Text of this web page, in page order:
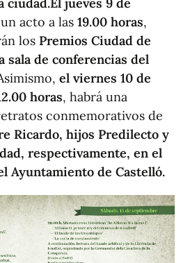
ciudad.El jueves 9 de
acto a las 19.00 horas,
los Premios Ciudad de
sala de conferencias del
el viernes 10 de
horas, habrá una
conmemorativos de
Ricardo, hijos Predilecto y
respectivamente, en el
Ayuntamiento de Castelló.